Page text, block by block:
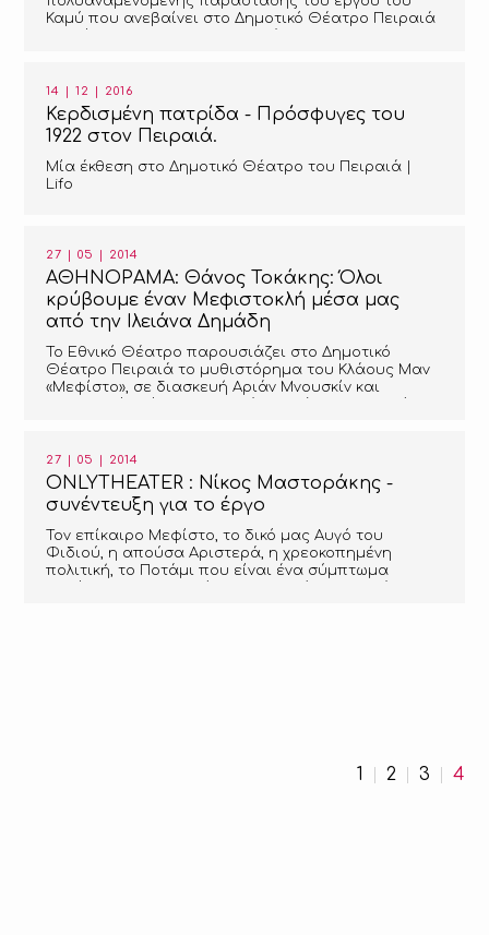
Καμύ που ανεβαίνει στο Δημοτικό Θέατρο Πειραιά
14 | 12 | 2016
Κερδισμένη πατρίδα - Πρόσφυγες του
1922 στον Πειραιά.
Μία έκθεση στο Δημοτικό Θέατρο του Πειραιά |
Lifo
27 | 05 | 2014
ΑΘΗΝΟΡΑΜΑ: Θάνος Τοκάκης: Όλοι
κρύβουμε έναν Μεφιστοκλή μέσα μας
από την Ιλειάνα Δημάδη
Το Εθνικό Θέατρο παρουσιάζει στο Δημοτικό
Θέατρο Πειραιά το μυθιστόρημα του Κλάους Μαν
«Μεφίστο», σε διασκευή Αριάν Μνουσκίν και
Θάνος Τοκάκης, ο οποίος λίγο πριν από την
πρεμιέρα της 28ης Μαΐου μιλάει για την
παράσταση στην Ιλειάνα Δημάδη.
27 | 05 | 2014
ONLYTHEATER : Νίκος Μαστοράκης -
συνέντευξη για το έργο
Τον επίκαιρο Μεφίστο, το δικό μας Αυγό του
Φιδιού, η απούσα Αριστερά, η χρεοκοπημένη
πολιτική, το Ποτάμι που είναι ένα σύμπτωμα
1 2 3 4